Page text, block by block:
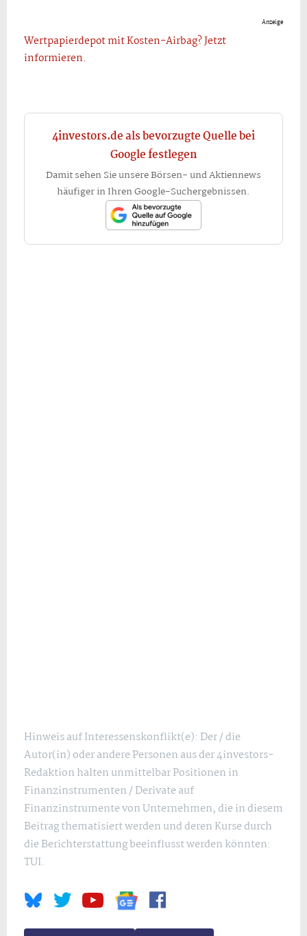
Anzeige
Wertpapierdepot mit Kosten-Airbag? Jetzt
informieren.
4investors.de als bevorzugte Quelle bei
Google festlegen
Damit sehen Sie unsere Börsen- und Aktiennews
häufiger in Ihren Google-Suchergebnissen.
Hinweis auf Interessenskonflikt(e): Der / die
Autor(in) oder andere Personen aus der 4investors-
Redaktion halten unmittelbar Positionen in
Finanzinstrumenten / Derivate auf
Finanzinstrumente von Unternehmen, die in diesem
Beitrag thematisiert werden und deren Kurse durch
die Berichterstattung beeinflusst werden könnten:
TUI.